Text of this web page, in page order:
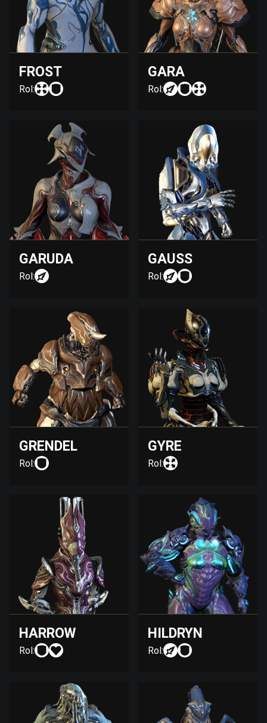
FROST
Rol:
GARA
Rol:
GARUDA
Rol:
GAUSS
Rol:
GRENDEL
Rol:
GYRE
Rol:
HARROW
Rol:
HILDRYN
Rol: